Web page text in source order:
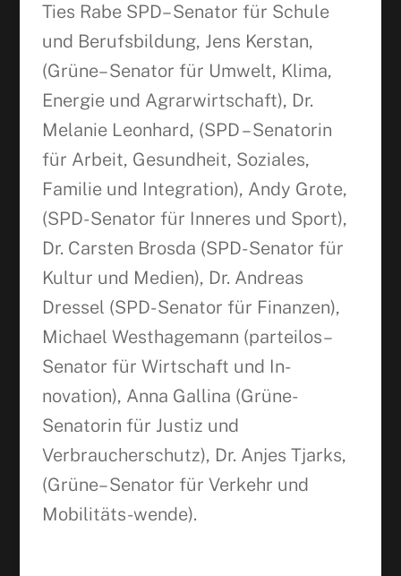
Ties Rabe SPD– Senator für Schule
und Berufsbildung, Jens Kerstan,
(Grüne– Senator für Umwelt, Klima,
Energie und Agrarwirtschaft), Dr.
Melanie Leonhard, (SPD – Senatorin
für Arbeit, Gesundheit, Soziales,
Familie und Integration), Andy Grote,
(SPD- Senator für Inneres und Sport),
Dr. Carsten Brosda (SPD- Senator für
Kultur und Medien), Dr. Andreas
Dressel (SPD- Senator für Finanzen),
Michael Westhagemann (parteilos–
Senator für Wirtschaft und In-
novation), Anna Gallina (Grüne-
Senatorin für Justiz und
Verbraucherschutz), Dr. Anjes Tjarks,
(Grüne– Senator für Verkehr und
Mobilitäts-wende).